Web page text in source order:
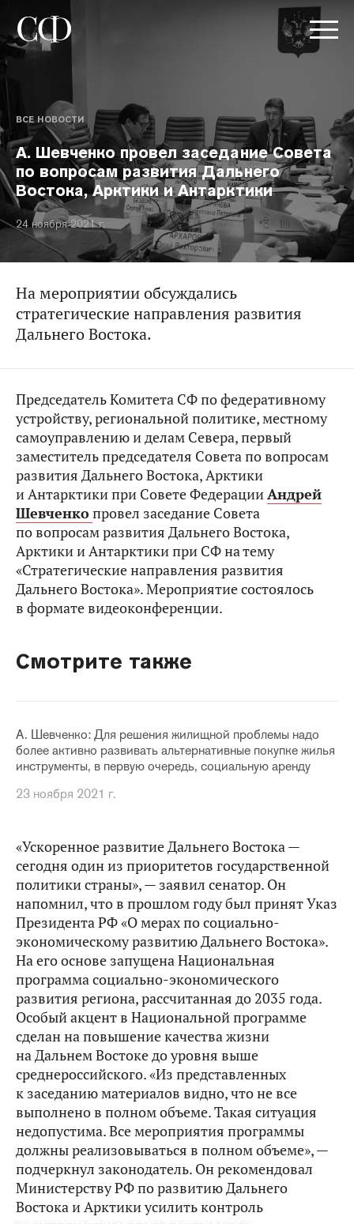
ВСЕ НОВОСТИ
А. Шевченко провел заседание Совета
по вопросам развития Дальнего
Востока, Арктики и Антарктики
24 ноября 2021 г.
На мероприятии обсуждались
стратегические направления развития
Дальнего Востока.
Председатель Комитета СФ по федеративному
устройству, региональной политике, местному
самоуправлению и делам Севера, первый
заместитель председателя Совета по вопросам
развития Дальнего Востока, Арктики
и Антарктики при Совете ФедерацииАндрей
Шевченкопровел заседание Совета
по вопросам развития Дальнего Востока,
Арктики и Антарктики при СФ на тему
«Стратегические направления развития
Дальнего Востока». Мероприятие состоялось
в формате видеоконференции.
Смотрите также
А. Шевченко: Для решения жилищной проблемы надо
более активно развивать альтернативные покупке жилья
инструменты, в первую очередь, социальную аренду
23 ноября 2021 г.
«Ускоренное развитие Дальнего Востока —
сегодня один из приоритетов государственной
политики страны», — заявил сенатор. Он
напомнил, что в прошлом году был принят Указ
Президента РФ «О мерах по социально-
экономическому развитию Дальнего Востока».
На его основе запущена Национальная
программа социально-экономического
развития региона, рассчитанная до 2035 года.
Особый акцент в Национальной программе
сделан на повышение качества жизни
на Дальнем Востоке до уровня выше
среднероссийского. «Из представленных
к заседанию материалов видно, что не все
выполнено в полном объеме. Такая ситуация
недопустима. Все мероприятия программы
должны реализовываться в полном объеме», —
подчеркнул законодатель. Он рекомендовал
Министерству РФ по развитию Дальнего
Востока и Арктики усилить контроль